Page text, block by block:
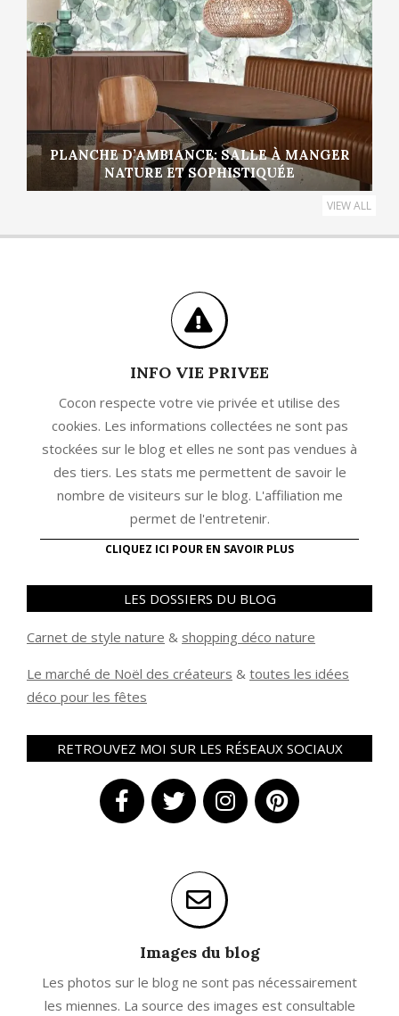
PLANCHE D’AMBIANCE: SALLE À MANGER
NATURE ET SOPHISTIQUÉE
VIEW ALL
INFO VIE PRIVEE
Cocon respecte votre vie privée et utilise des
cookies. Les informations collectées ne sont pas
stockées sur le blog et elles ne sont pas vendues à
des tiers. Les stats me permettent de savoir le
nombre de visiteurs sur le blog. L'affiliation me
permet de l'entretenir.
CLIQUEZ ICI POUR EN SAVOIR PLUS
LES DOSSIERS DU BLOG
Carnet de style nature & shopping déco nature
Le marché de Noël des créateurs & toutes les idées
déco pour les fêtes
RETROUVEZ MOI SUR LES RÉSEAUX SOCIAUX
Images du blog
Les photos sur le blog ne sont pas nécessairement
les miennes. La source des images est consultable